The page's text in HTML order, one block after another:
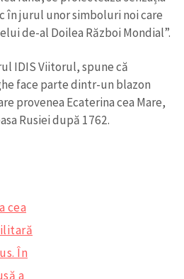
jurul unor simboluri noi care
de-al Doilea Război Mondial”.
IDIS Viitorul, spune că
face parte dintr-un blazon
provenea Ecaterina cea Mare,
Rusiei după 1762.